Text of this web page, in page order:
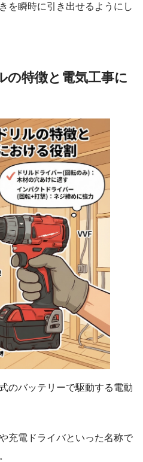
を瞬時に引き出せるようにし
の特徴と電気工事に
のバッテリーで駆動する電動
充電ドライバといった名称で